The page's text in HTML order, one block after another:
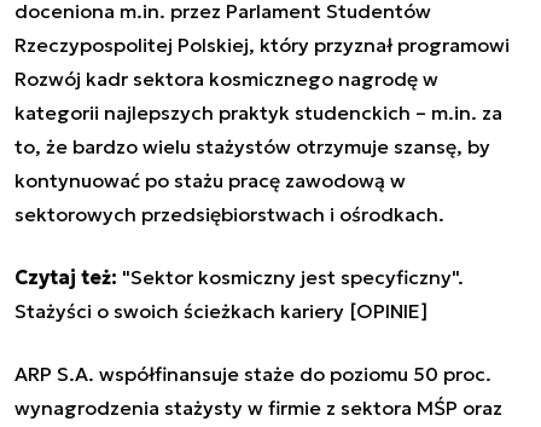
doceniona m.in. przez Parlament Studentów
Rzeczypospolitej Polskiej, który przyznał programowi
Rozwój kadr sektora kosmicznego nagrodę w
kategorii najlepszych praktyk studenckich – m.in. za
to, że bardzo wielu stażystów otrzymuje szansę, by
kontynuować po stażu pracę zawodową w
sektorowych przedsiębiorstwach i ośrodkach.
Czytaj też: "Sektor kosmiczny jest specyficzny".
Stażyści o swoich ścieżkach kariery [OPINIE]
ARP S.A. współfinansuje staże do poziomu 50 proc.
wynagrodzenia stażysty w firmie z sektora MŚP oraz